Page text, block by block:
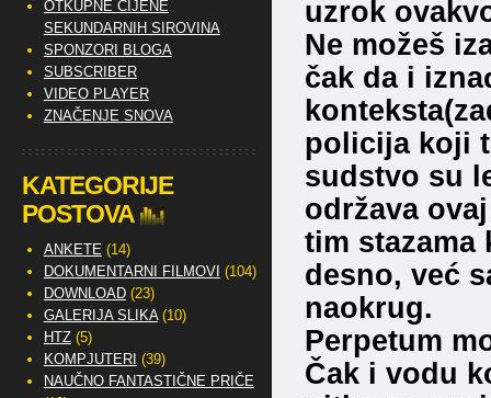
uzrok
Ne možeš
čak da i
policija koji
sudstvo su
održava
tim stazama
desno, već
naokrug.
Perpetum
Čak i vodu
OTKUPNE CIJENE
SEKUNDARNIH SIROVINA
SPONZORI BLOGA
SUBSCRIBER
VIDEO PLAYER
ZNAČENJE SNOVA
KATEGORIJE
POSTOVA
ANKETE (14)
DOKUMENTARNI FILMOVI (104)
DOWNLOAD(23)
GALERIJA SLIKA(10)
HTZ(5)
KOMPJUTERI (39)
NAUČNO FANTASTIČNE PRIČE